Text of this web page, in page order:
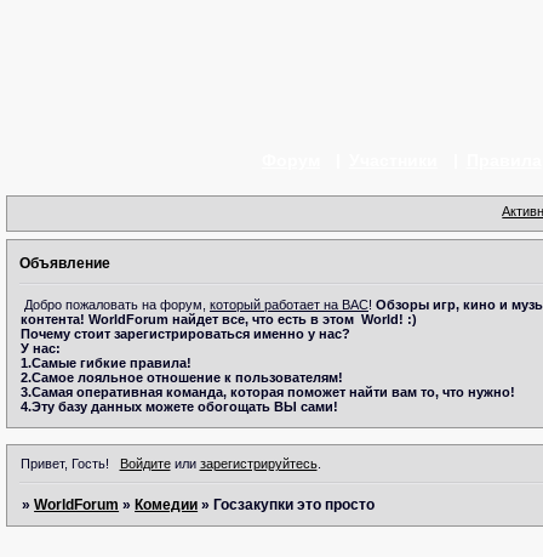
Объявление
Добро пожаловать на форум, который работает на ВАС! Обзоры игр, кино и
контента! WorldForum найдет все, что есть в этом World! :)
Почему стоит зарегистрироваться именно у нас?
У нас:
1.Самые гибкие правила!
2.Самое лояльное отношение к пользователям!
3.Самая оперативная команда, которая поможет найти вам то, что нужно!
4.Эту базу данных можете обогощать ВЫ сами!
Привет, Гость! Войдитеили зарегистрируйтесь.
»WorldForum » Комедии » Госзакупки это просто